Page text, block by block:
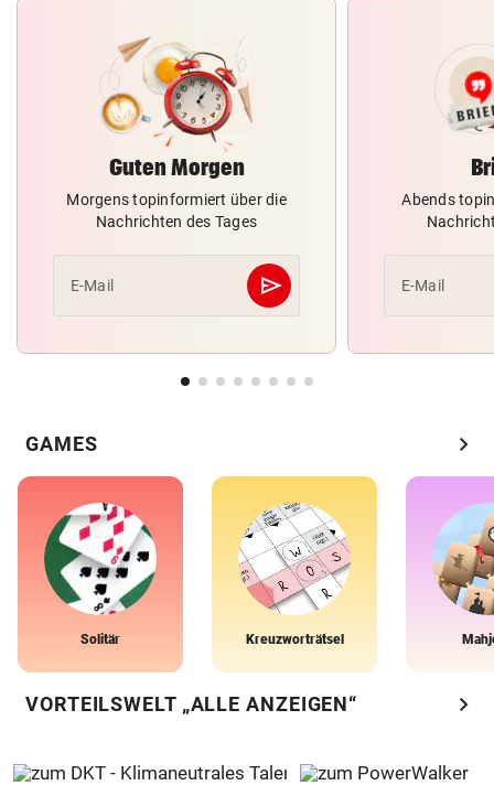
Guten Morgen
Morgens topinformiert über die
Nachrichten des Tages
E-Mail send
Abschicken
Abends
E-Mail
GAMES chevron_right
Solitär Kreuzworträtsel
VORTEILSWELT „ALLE ANZEIGEN“ chevron_right